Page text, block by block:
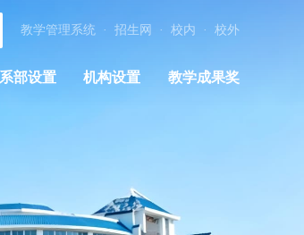
教学管理系统 · 招生网 · 校内 · 校外
系部设置 机构设置 教学成果奖